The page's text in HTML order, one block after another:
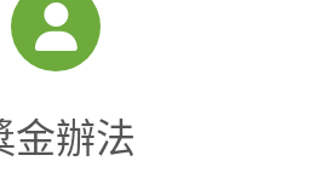
金辦法